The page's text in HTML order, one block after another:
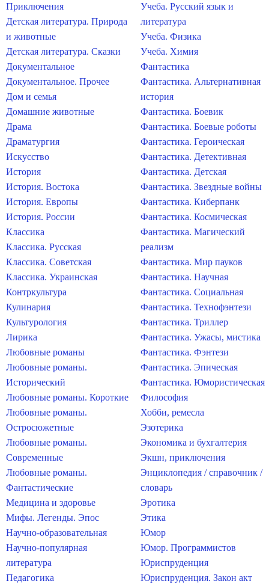
Приключения
Детская литература. Природа
и животные
Детская литература. Сказки
Документальное
Документальное. Прочее
Дом и семья
Домашние животные
Драма
Драматургия
Искусство
История
История. Востока
История. Европы
История. России
Классика
Классика. Русская
Классика. Советская
Классика. Украинская
Контркультура
Кулинария
Культурология
Лирика
Любовные романы
Любовные романы.
Исторический
Любовные романы. Короткие
Любовные романы.
Остросюжетные
Любовные романы.
Современные
Любовные романы.
Фантастические
Медицина и здоровье
Мифы. Легенды. Эпос
Научно-образовательная
Научно-популярная
литература
Педагогика
Учеба. Русский язык и
литература
Учеба. Физика
Учеба. Химия
Фантастика
Фантастика. Альтернативная
история
Фантастика. Боевик
Фантастика. Боевые роботы
Фантастика. Героическая
Фантастика. Детективная
Фантастика. Детская
Фантастика. Звездные войны
Фантастика. Киберпанк
Фантастика. Космическая
Фантастика. Магический
реализм
Фантастика. Мир пауков
Фантастика. Научная
Фантастика. Социальная
Фантастика. Технофэнтези
Фантастика. Триллер
Фантастика. Ужасы, мистика
Фантастика. Фэнтези
Фантастика. Эпическая
Фантастика. Юмористическая
Философия
Хобби, ремесла
Эзотерика
Экономика и бухгалтерия
Экшн, приключения
Энциклопедия / справочник /
словарь
Эротика
Этика
Юмор
Юмор. Программистов
Юриспруденция
Юриспруденция. Закон акт